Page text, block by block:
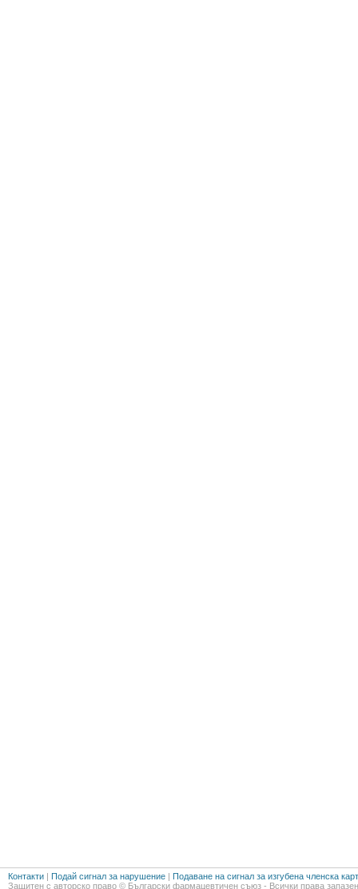
Контакти | Подай сигнал за нарушение | Подаване на сигнал за изгубена членска
Защитен с авторско право © Български фармацевтичен съюз - Всички права